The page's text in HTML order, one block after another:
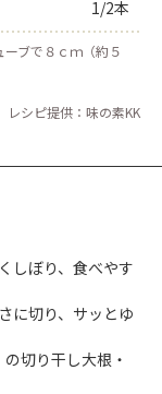
1/2本
ブで８ｃｍ（約５
レシピ提供：味の素KK
しぼり、食べやす
に切り、サッとゆ
切り干し大根・